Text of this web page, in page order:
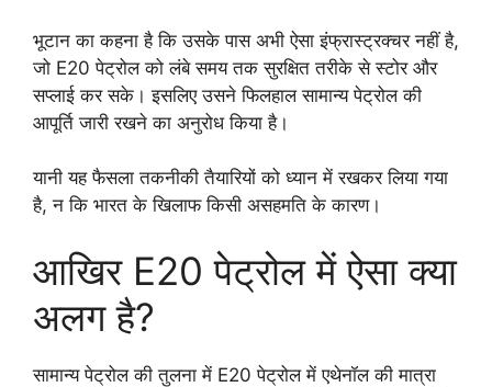
भूटान का कहना है कि उसके पास अभी ऐसा इंफ्रास्ट्रक्चर नहीं है,
जो E20 पेट्रोल को लंबे समय तक सुरक्षित तरीके से स्टोर और
सप्लाई कर सके। इसलिए उसने फिलहाल सामान्य पेट्रोल की
आपूर्ति जारी रखने का अनुरोध किया है।
यानी यह फैसला तकनीकी तैयारियों को ध्यान में रखकर लिया गया
है, न कि भारत के खिलाफ किसी असहमति के कारण।
आखिर E20 पेट्रोल में ऐसा क्या
अलग है?
सामान्य पेट्रोल की तुलना में E20 पेट्रोल में एथेनॉल की मात्रा